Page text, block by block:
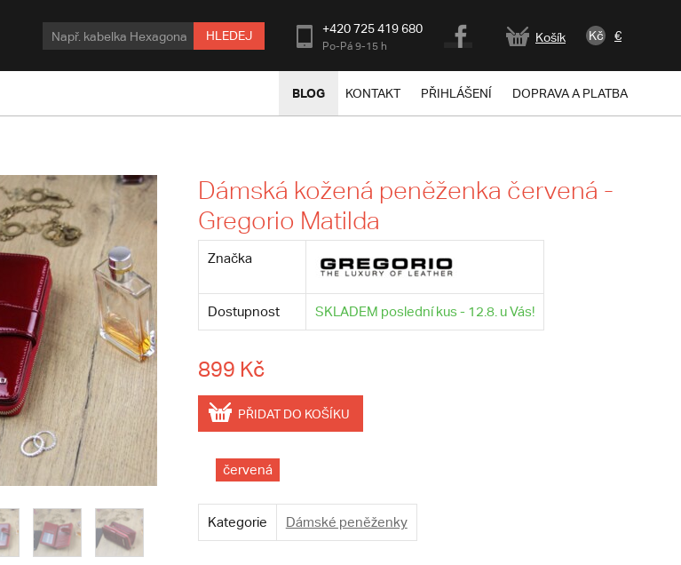
HLEDEJ +420 725 419 680
Po-Pá 9-15 h
Košík Kč €
BLOG KONTAKT PŘIHLÁŠENÍ DOPRAVA A PLATBA
Dámská kožená peněženka červená -
Gregorio Matilda
Značka
Dostupnost SKLADEM poslední kus - 12.8. u Vás!
899 Kč
PŘIDAT DO KOŠÍKU
červená
Kategorie Dámské peněženky